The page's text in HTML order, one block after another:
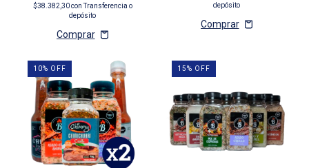
$38.382,30con Transferencia o
depósito
depósito
10% OFF 15% OFF